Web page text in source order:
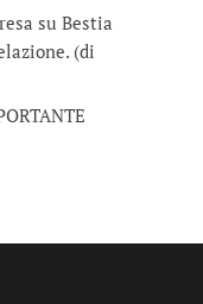
su Bestia
(di